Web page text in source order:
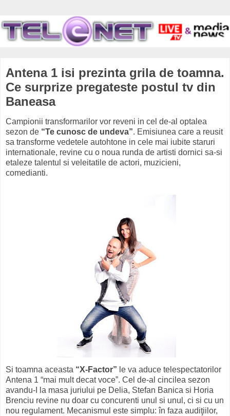
Antena 1 isi prezinta grila de toamna.
Ce surprize pregateste postul tv din
Baneasa
Campionii transformarilor vor reveni in cel de-al optalea
sezon de “Te cunosc de undeva”. Emisiunea care a reusit
sa transforme vedetele autohtone in cele mai iubite staruri
internationale, revine cu o noua runda de artisti dornici sa-si
etaleze talentul si veleitatile de actori, muzicieni,
comedianti.
Si toamna aceasta “X-Factor” le va aduce telespectatorilor
Antena 1 “mai mult decat voce”. Cel de-al cincilea sezon
avandu-I la masa juriului pe Delia, Stefan Banica si Horia
Brenciu revine nu doar cu concurenti unul si unul, ci si cu un
nou regulament. Mecanismul este simplu: în faza audiţiilor,